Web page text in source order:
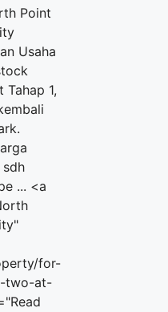
Point
Usaha
1,
... <a
for-
two-at-